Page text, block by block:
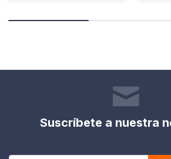
Suscríbete a nuestra